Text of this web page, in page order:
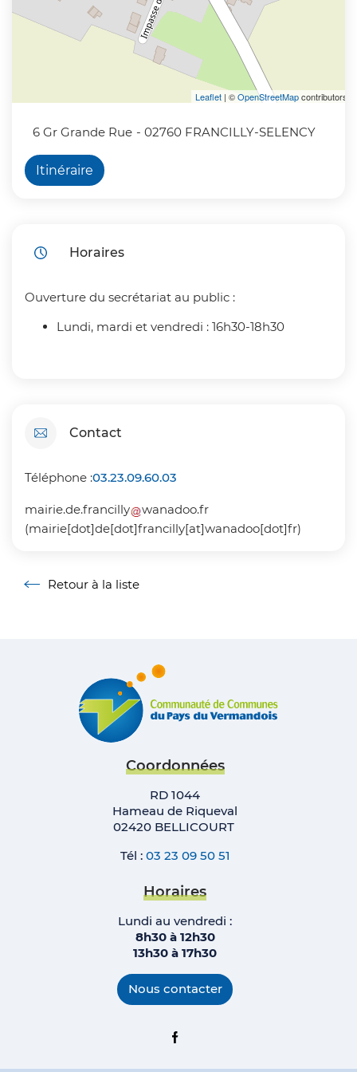
Leaflet | ©OpenStreetMapcontributors
6 Gr Grande Rue - 02760 FRANCILLY-SELENCY
Itinéraire
Horaires
Ouverture du secrétariat au public :
Lundi, mardi et vendredi : 16h30-18h30
Contact
Téléphone :03.23.09.60.03
mairie.de.francilly wanadoo.fr
(mairie[dot]de[dot]francilly[at]wanadoo[dot]fr)
Retour à la liste
Retour à la liste
Coordonnées
RD 1044
Hameau de Riqueval
02420 BELLICOURT
Tél : 03 23 09 50 51
Horaires
Lundi au vendredi :
8h30 à 12h30
13h30 à 17h30
Nous contacter